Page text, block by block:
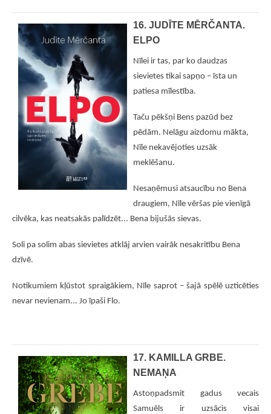
16. JUDĪTE MĒRČANTA.
ELPO
Nīlei ir tas, par ko daudzas
sievietes tikai sapņo – īsta un
patiesa mīlestība.
Taču pēkšņi Bens pazūd bez
pēdām. Nelāgu aizdomu mākta,
Nīle nekavējoties uzsāk
meklēšanu.
Nesaņēmusi atsaucību no Bena
draugiem, Nīle vēršas pie vienīgā
cilvēka, kas neatsakās palīdzēt... Bena bijušās sievas.
Soli pa solim abas sievietes atklāj arvien vairāk nesakritību Bena
dzīvē.
Notikumiem kļūstot spraigākiem, Nīle saprot – šajā spēlē uzticēties
nevar nevienam... Jo īpaši Flo.
17. KAMILLA GRBE.
NEMAŅA
Astoņpadsmit gadus vecais
Samuēls ir uzsācis visai